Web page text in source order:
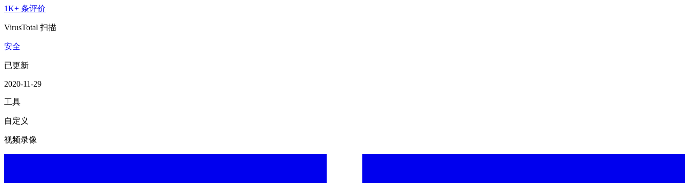
1K+ 条评价
VirusTotal 扫描
安全
已更新
2020-11-29
工具
自定义
视频录像